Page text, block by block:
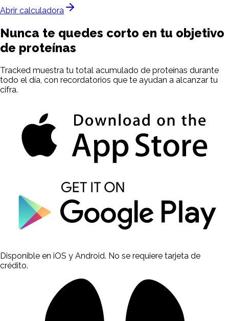
Abrir calculadora
Nunca te quedes corto en tu objetivo
de proteínas
Tracked muestra tu total acumulado de proteínas durante
todo el día, con recordatorios que te ayudan a alcanzar tu
cifra.
Disponible en iOS y Android. No se requiere tarjeta de
crédito.